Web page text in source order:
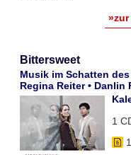
Bittersweet
Musik im Schatten
Regina Reiter • Danlin
1